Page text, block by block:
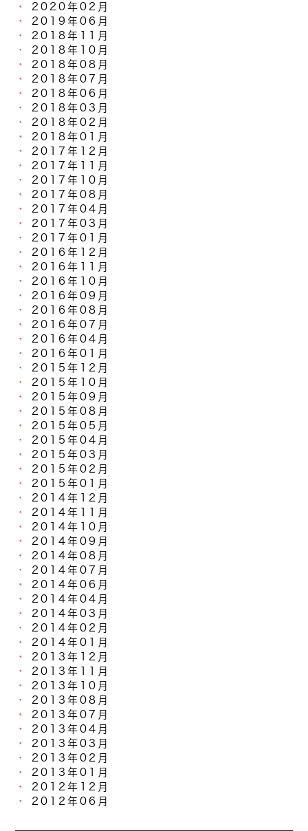
2020年02月
2019年06月
2018年11月
2018年10月
2018年08月
2018年07月
2018年06月
2018年03月
2018年02月
2018年01月
2017年12月
2017年11月
2017年10月
2017年08月
2017年04月
2017年03月
2017年01月
2016年12月
2016年11月
2016年10月
2016年09月
2016年08月
2016年07月
2016年04月
2016年01月
2015年12月
2015年10月
2015年09月
2015年08月
2015年05月
2015年04月
2015年03月
2015年02月
2015年01月
2014年12月
2014年11月
2014年10月
2014年09月
2014年08月
2014年07月
2014年06月
2014年04月
2014年03月
2014年02月
2014年01月
2013年12月
2013年11月
2013年10月
2013年08月
2013年07月
2013年04月
2013年03月
2013年02月
2013年01月
2012年12月
2012年06月